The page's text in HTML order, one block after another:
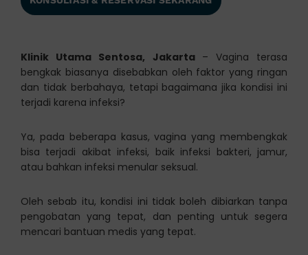
Klinik Utama Sentosa, Jakarta – Vagina terasa
bengkak biasanya disebabkan oleh faktor yang ringan
dan tidak berbahaya, tetapi bagaimana jika kondisi ini
terjadi karena infeksi?
Ya, pada beberapa kasus, vagina yang membengkak
bisa terjadi akibat infeksi, baik infeksi bakteri, jamur,
atau bahkan infeksi menular seksual.
Oleh sebab itu, kondisi ini tidak boleh dibiarkan tanpa
pengobatan yang tepat, dan penting untuk segera
mencari bantuan medis yang tepat.